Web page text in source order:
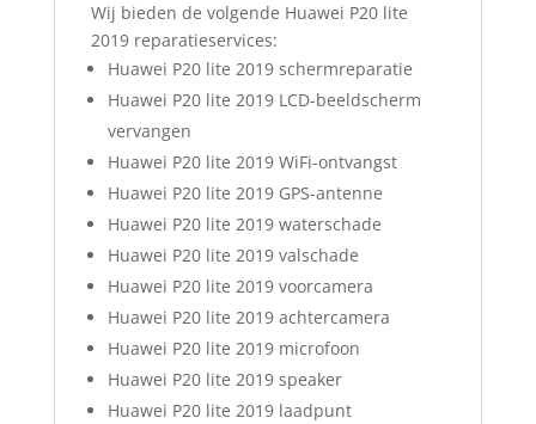
Wij bieden de volgende Huawei P20 lite
2019 reparatieservices:
Huawei P20 lite 2019 schermreparatie
Huawei P20 lite 2019 LCD-beeldscherm
vervangen
Huawei P20 lite 2019 WiFi-ontvangst
Huawei P20 lite 2019 GPS-antenne
Huawei P20 lite 2019 waterschade
Huawei P20 lite 2019 valschade
Huawei P20 lite 2019 voorcamera
Huawei P20 lite 2019 achtercamera
Huawei P20 lite 2019 microfoon
Huawei P20 lite 2019 speaker
Huawei P20 lite 2019 laadpunt